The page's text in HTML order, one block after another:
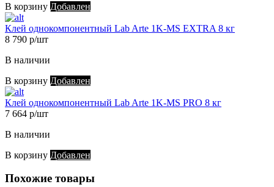
В корзину Добавлен
Клей однокомпонентный Lab Arte 1K-MS EXTRA 8 кг
8 790 р/шт
В наличии
В корзину Добавлен
Клей однокомпонентный Lab Arte 1K-MS PRO 8 кг
7 664 р/шт
В наличии
В корзину Добавлен
Похожие товары